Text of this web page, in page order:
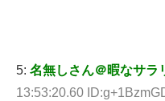
5: 名無しさん＠暇なサラ
13:53:20.60